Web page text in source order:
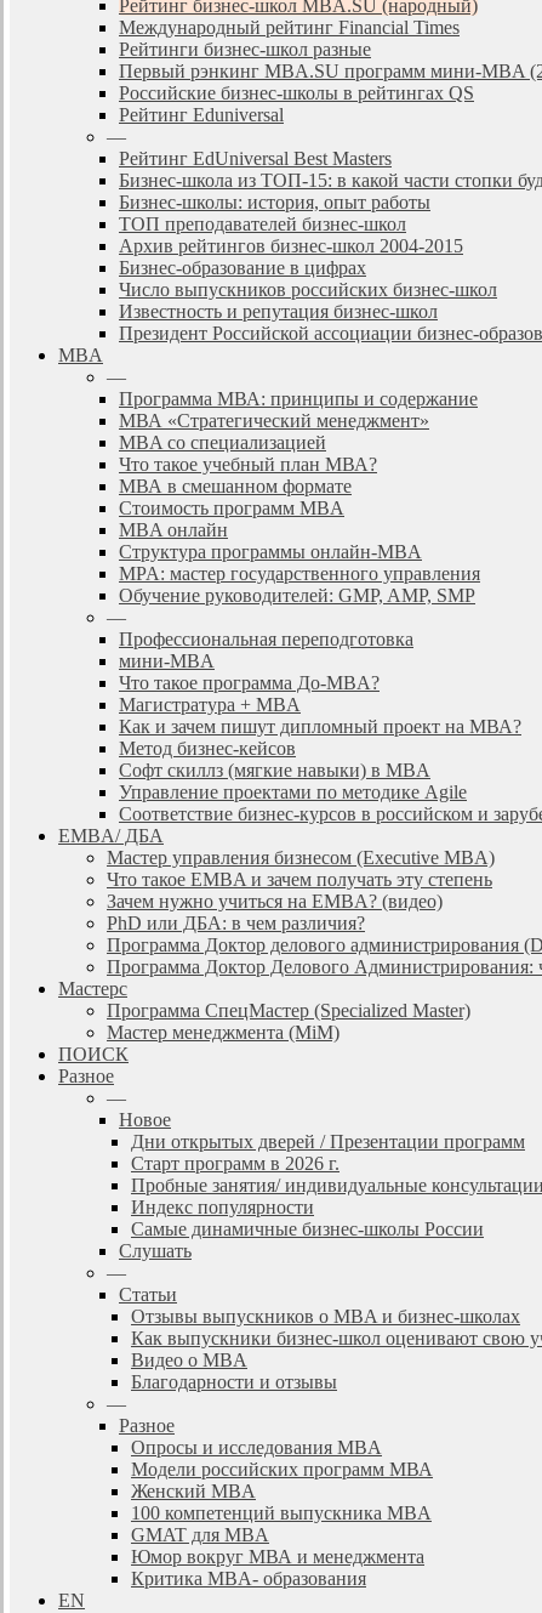
Рейтинг бизнес-школ MBA.SU (народный)
Международный рейтинг Financial Times
Рейтинги бизнес-школ разные
Первый рэнкинг MBA.SU программ мини-MBA
Российские бизнес-школы в рейтингах QS
Рейтинг Eduniversal
—
Рейтинг EdUniversal Best Masters
Бизнес-школа из ТОП-15: в какой части стопки
Бизнес-школы: история, опыт работы
ТОП преподавателей бизнес-школ
Архив рейтингов бизнес-школ 2004-2015
Бизнес-образование в цифрах
Число выпускников российских бизнес-школ
Известность и репутация бизнес-школ
Президент Российской ассоциации бизнес-
MBA
—
Программа МВА: принципы и содержание
МВА «Cтратегический менеджмент»
MBA со специализацией
Что такое учебный план МВА?
МВА в смешанном формате
Стоимость программ MBA
MBA онлайн
Cтруктура программы онлайн-MBA
MPA: мастер государственного управления
Обучение руководителей: GMP, AMP, SMP
—
Профессиональная переподготовка
мини-MBA
Что такое программа До-MBA?
Магистратура + MBA
Как и зачем пишут дипломный проект на МВА?
Метод бизнес-кейсов
Софт скиллз (мягкие навыки) в MBA
Управление проектами по методике Agile
Соответствие бизнес-курсов в российском и
EMBA/ ДБA
Мастер управления бизнесом (Executive MBA)
Что такое EMBA и зачем получать эту степень
Зачем нужно учиться на EMBA? (видео)
PhD или ДБА: в чем различия?
Программа Доктор делового администрирования
Программа Доктор Делового Администрирования:
Мастерс
Программа СпецМастер (Specialized Master)
Мастер менеджмента (MiM)
ПОИСК
Разное
—
Новое
Дни открытых дверей / Презентации программ
Старт программ в 2026 г.
Пробные занятия/ индивидуальные консультации
Индекс популярности
Самые динамичные бизнес-школы России
Слушать
—
Статьи
Отзывы выпускников о MBA и бизнес-школах
Как выпускники бизнес-школ оценивают свою
Видео о MBA
Благодарности и отзывы
—
Разное
Опросы и исследования MBA
Модели российских программ МВА
Женский MBA
100 компетенций выпускника MBA
GMAT для MBA
Юмор вокруг МВА и менеджмента
Критика MBA- образования
EN